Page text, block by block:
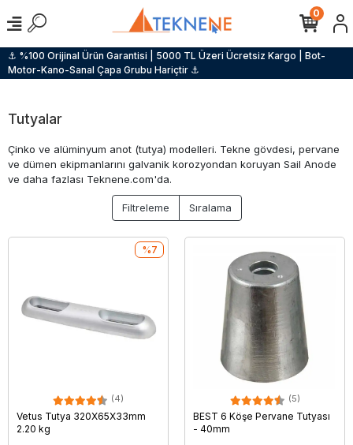
⚓ %100 Orijinal Ürün Garantisi | 5000 TL Üzeri Ücretsiz Kargo | Bot-
Motor-Kano-Sanal Çapa Grubu Hariçtir ⚓
0
Tutyalar
Çinko ve alüminyum anot (tutya) modelleri. Tekne gövdesi, pervane
ve dümen ekipmanlarını galvanik korozyondan koruyan Sail Anode
ve daha fazlası Teknene.com'da.
Filtreleme Sıralama
(4)
Vetus Tutya 320X65X33mm
2.20 kg
%7
(5)
BEST 6 Köşe Pervane Tutyası
- 40mm